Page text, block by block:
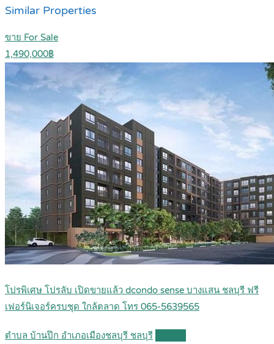
Similar Properties
ขาย For Sale
1,490,000฿
โปรพิเศษ โปรลับ เปิดขายแล้ว dcondo sense บางแสน ชลบุรี ฟรี
เฟอร์นิเจอร์ครบชุด ใกล้ตลาด โทร 065-5639565
ตำบล บ้านปึก อำเภอเมืองชลบุรี ชลบุรี